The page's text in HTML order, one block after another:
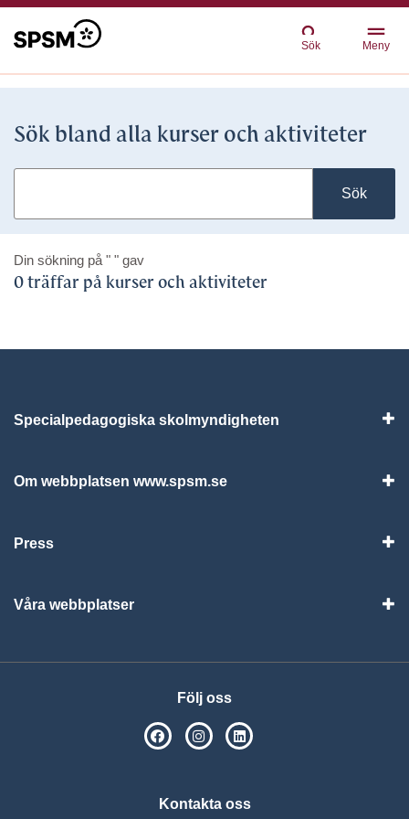
Sök Meny
Sök bland alla kurser och aktiviteter
Sök
Din sökning på " " gav
0 träffar på kurser och aktiviteter
Specialpedagogiska skolmyndigheten
Om webbplatsen www.spsm.se
Press
Våra webbplatser
Följ oss
SPSM på Facebook
SPSM på Instagram
Kontakta oss